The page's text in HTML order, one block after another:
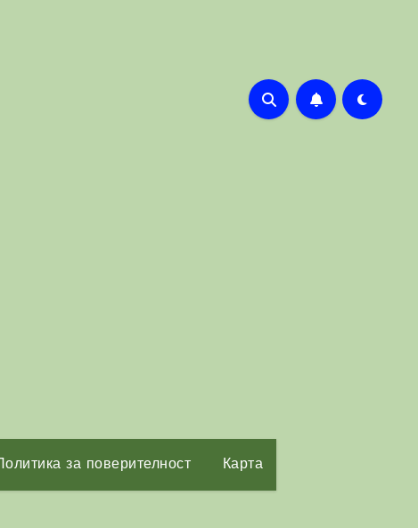
Политика за поверителност Карта